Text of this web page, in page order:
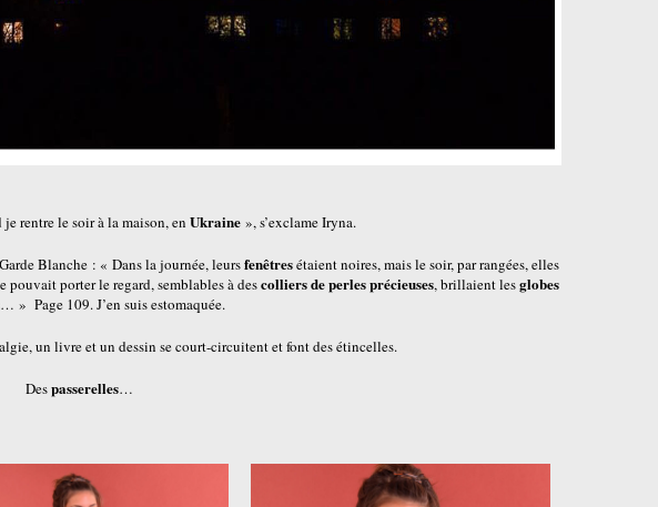
rentre le soir à la maison, en Ukraine », s’exclame Iryna.
Blanche : « Dans la journée, leursfenêtresétaient noires, mais le soir, par rangées, elles
porter le regard, semblables à descolliers deperles précieuses, brillaient lesglobes
… » Page 109. J’en suis estomaquée.
un livre et un dessin se court-circuitent et font des étincelles.
Despasserelles…